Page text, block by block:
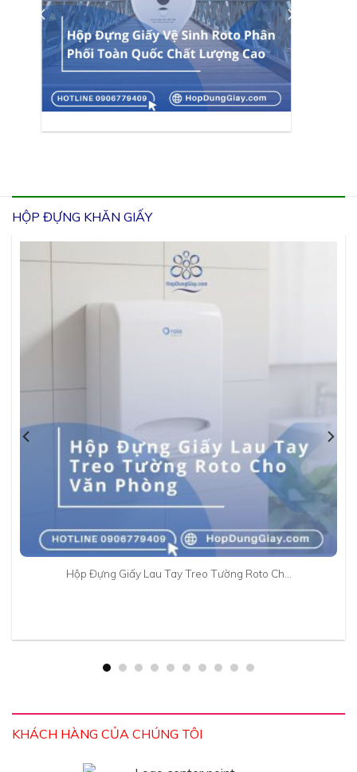
HỘP ĐỰNG KHĂN GIẤY
Hộp Đựng Giấy Lau Tay Treo Tường Roto Ch…
KHÁCH HÀNG CỦA CHÚNG TÔI